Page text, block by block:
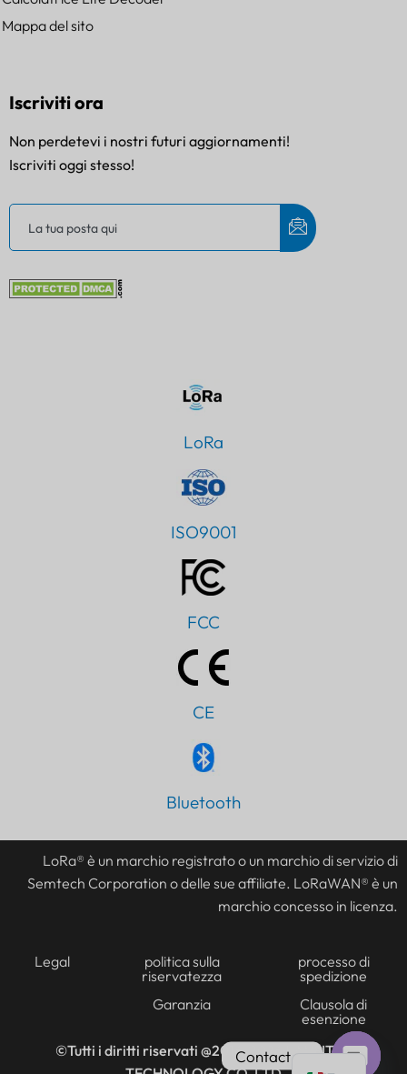
Mappa del sito
Iscriviti ora
Non perdetevi i nostri futuri aggiornamenti!
Iscriviti oggi stesso!
LoRa
ISO9001
FCC
CE
Bluetooth
LoRa® è un marchio registrato o un marchio di servizio di
Semtech Corporation o delle sue affiliate. LoRaWAN® è un
marchio concesso in licenza.
Legal
politica sulla
riservatezza
Garanzia
processo di
spedizione
Clausola di
esenzione
©Tutti i diritti riservati @2016-2026LANSITEC
EN
TH
FR
ES
JA
AR
Contact us